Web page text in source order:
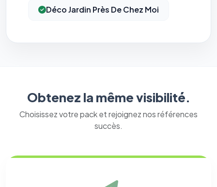
Déco Jardin Près De Chez Moi
Obtenez la même visibilité.
Choisissez votre pack et rejoignez nos références
succès.